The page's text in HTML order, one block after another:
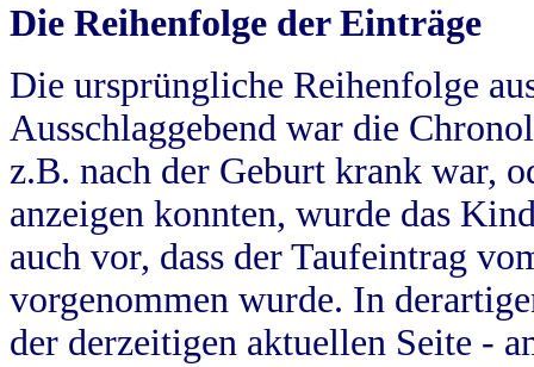
Die Reihenfolge der Einträge
Die ursprüngliche Reihenfolge
Ausschlaggebend war die
z.B. nach der Geburt krank war,
anzeigen konnten, wurde das
auch vor, dass der Taufeintrag
vorgenommen wurde. In
der derzeitigen aktuellen Seite -